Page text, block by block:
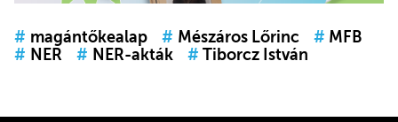
# magántőkealap # Mészáros Lőrinc # MFB
# NER # NER-akták # Tiborcz István